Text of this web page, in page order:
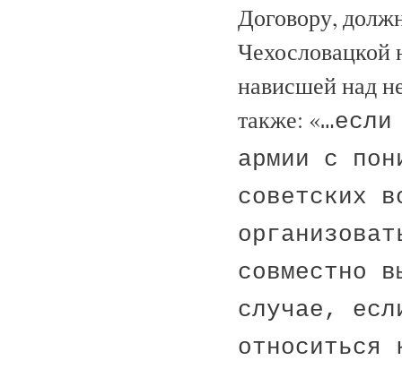
Договору,
Чехословацкой
нависшей над
также: «
армии с
советских
совместно
случае,
относиться